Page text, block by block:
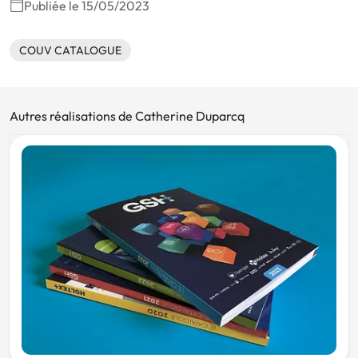
Publiée le 15/05/2023
COUV CATALOGUE
Autres réalisations de Catherine Duparcq